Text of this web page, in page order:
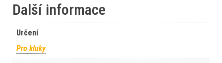
Další informace
Určení
Pro kluky